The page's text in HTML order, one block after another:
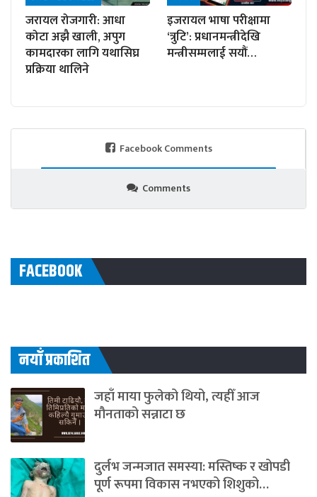
जरायल रोजगारी: आधा
कोटा अझै खाली, अपुग
कामदारका लागि यथासिघ्र
प्रक्रिया थालिने
इजरायल भाषा परीक्षामा
‘त्रुटि’: प्रधानमन्त्रीदेखि
मन्त्रीसम्मलाई सयौं…
Facebook Comments
Comments
FACEBOOK
नयाँ प्रकाशित
जहाँ माया फुलेको थियो, त्यहीँ आज
मौनताको सन्नाटा छ
दुर्लभ जन्मजात समस्या: मस्तिष्क र खोपडी
पूर्ण रूपमा विकास नभएको शिशुको…